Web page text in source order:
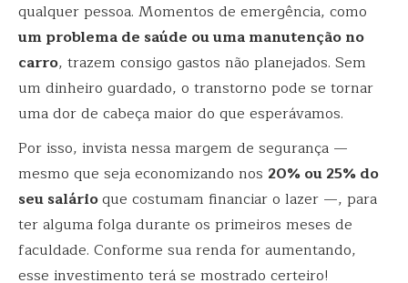
qualquer pessoa. Momentos de emergência, como
um problema de saúde ou uma manutenção no
carro, trazem consigo gastos não planejados. Sem
um dinheiro guardado, o transtorno pode se tornar
uma dor de cabeça maior do que esperávamos.
Por isso, invista nessa margem de segurança —
mesmo que seja economizando nos 20% ou 25% do
seu salárioque costumam financiar o lazer —, para
ter alguma folga durante os primeiros meses de
faculdade. Conforme sua renda for aumentando,
esse investimento terá se mostrado certeiro!